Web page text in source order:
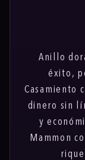
Anillo
éxito,
Casamiento
dinero sin
y
Mammon